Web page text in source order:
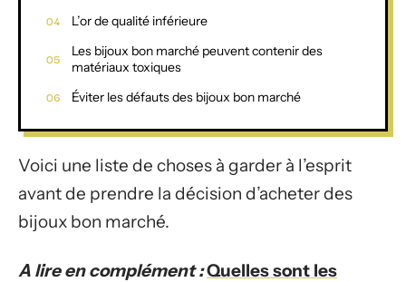
L’or de qualité inférieure
Les bijoux bon marché peuvent contenir des
matériaux toxiques
Éviter les défauts des bijoux bon marché
Voici une liste de choses à garder à l’esprit
avant de prendre la décision d’acheter des
bijoux bon marché.
A lire en complément :Quelles sont les